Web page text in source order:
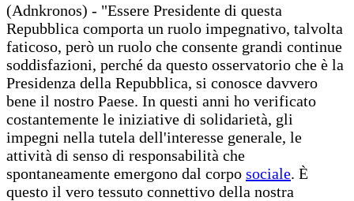
(Adnkronos) - "Essere Presidente di questa
Repubblica comporta un ruolo impegnativo, talvolta
faticoso, però un ruolo che consente grandi continue
soddisfazioni, perché da questo osservatorio che è la
Presidenza della Repubblica, si conosce davvero
bene il nostro Paese. In questi anni ho verificato
costantemente le iniziative di solidarietà, gli
impegni nella tutela dell'interesse generale, le
attività di senso di responsabilità che
spontaneamente emergono dal corpo sociale. È
questo il vero tessuto connettivo della nostra